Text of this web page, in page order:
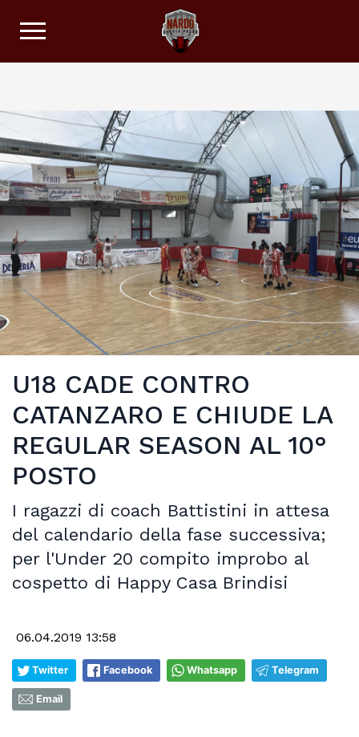
U18 CADE CONTRO
CATANZARO E CHIUDE LA
REGULAR SEASON AL 10°
POSTO
I ragazzi di coach Battistini in attesa
del calendario della fase successiva;
per l'Under 20 compito improbo al
cospetto di Happy Casa Brindisi
06.04.2019 13:58
Twitter Facebook Whatsapp Telegram
Email